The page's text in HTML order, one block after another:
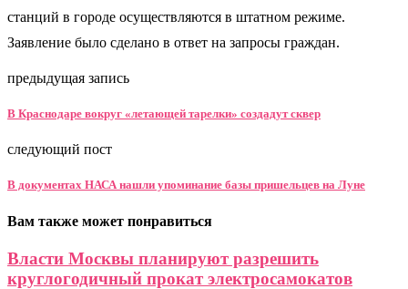
станций в городе осуществляются в штатном режиме.
Заявление было сделано в ответ на запросы граждан.
предыдущая запись
В Краснодаре вокруг «летающей тарелки» создадут сквер
следующий пост
В документах НАСА нашли упоминание базы пришельцев на Луне
Вам также может понравиться
Власти Москвы планируют разрешить
круглогодичный прокат электросамокатов